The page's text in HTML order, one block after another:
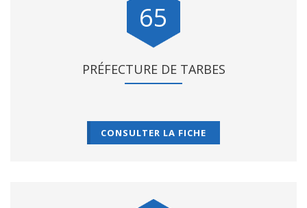
65
PRÉFECTURE DE TARBES
CONSULTER LA FICHE